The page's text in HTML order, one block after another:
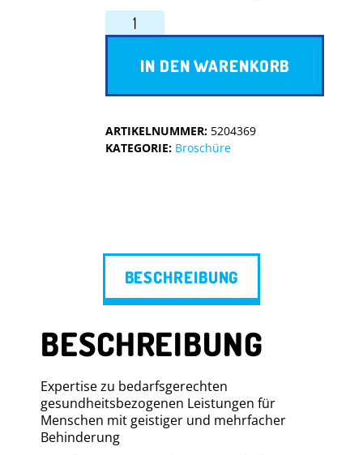
IN DEN WARENKORB
ARTIKELNUMMER: 5204369
KATEGORIE: Broschüre
BESCHREIBUNG
BESCHREIBUNG
Expertise zu bedarfsgerechten
gesundheitsbezogenen Leistungen für
Menschen mit geistiger und mehrfacher
Behinderung